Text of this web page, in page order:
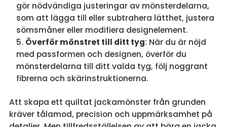
gör nödvändiga justeringar av mönsterdelarna,
som att lägga till eller subtrahera lätthet, justera
sömsmåner eller modifiera designelement.
Överför mönstret till ditt tyg: När du är nöjd
med passformen och designen, överför du
mönsterdelarna till ditt valda tyg, följ noggrant
fibrerna och skärinstruktionerna.
Att skapa ett quiltat jackamönster från grunden
kräver tålamod, precision och uppmärksamhet på